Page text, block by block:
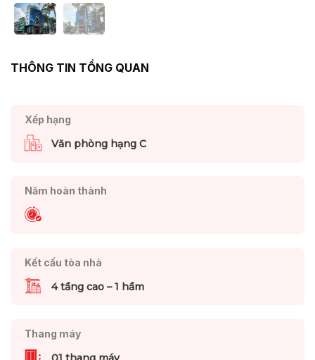
THÔNG TIN TỔNG QUAN
Xếp hạng
Văn phòng hạng C
Năm hoàn thành
Kết cấu tòa nhà
4 tầng cao – 1 hầm
Thang máy